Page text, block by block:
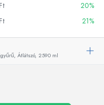
20%
21%
Átlátszó, 2590 ml